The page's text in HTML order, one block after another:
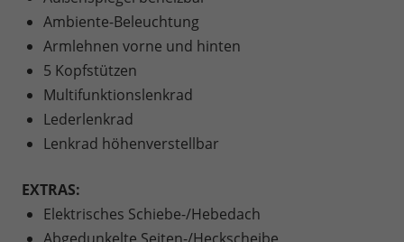
Ambiente-Beleuchtung
Armlehnen vorne und hinten
5 Kopfstützen
Multifunktionslenkrad
Lederlenkrad
Lenkrad höhenverstellbar
EXTRAS:
Elektrisches Schiebe-/Hebedach